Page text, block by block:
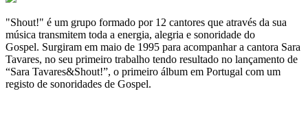
"Shout!" é um grupo formado por 12 cantores que através da sua
música transmitem toda a energia, alegria e sonoridade do
Gospel. Surgiram em maio de 1995 para acompanhar a cantora Sara
Tavares, no seu primeiro trabalho tendo resultado no lançamento de
“Sara Tavares&Shout!”, o primeiro álbum em Portugal com um
registo de sonoridades de Gospel.